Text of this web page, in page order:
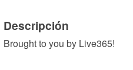
Descripción
Brought to you by Live365!